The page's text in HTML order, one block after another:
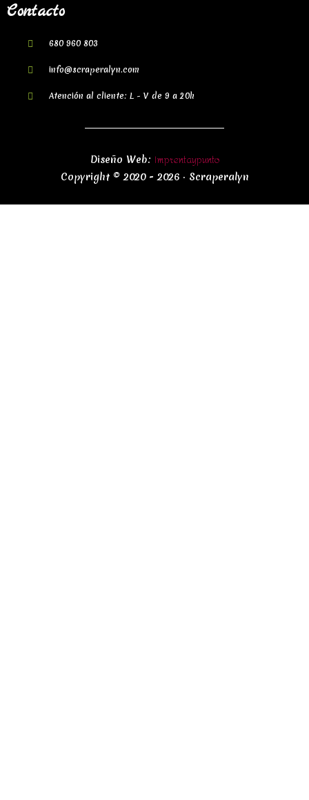
Contacto
680 960 803
info@scraperalyn.com
Atención al cliente: L - V de 9 a 20h
Diseño Web: Imprentaypunto
Copyright © 2020 - 2026 · Scraperalyn